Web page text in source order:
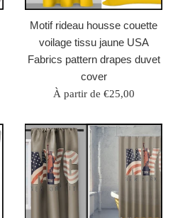
Motif rideau housse couette
voilage tissu jaune USA
Fabrics pattern drapes duvet
cover
À partir de €25,00